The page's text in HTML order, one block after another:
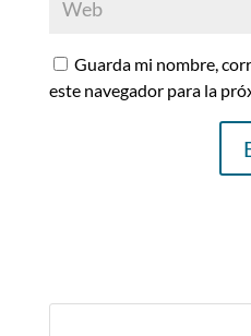
Guarda mi nombre,
este navegador para la